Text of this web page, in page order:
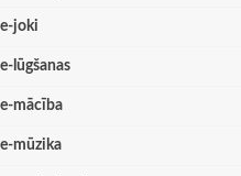
e-joki
e-lūgšanas
e-mācība
e-mūzika